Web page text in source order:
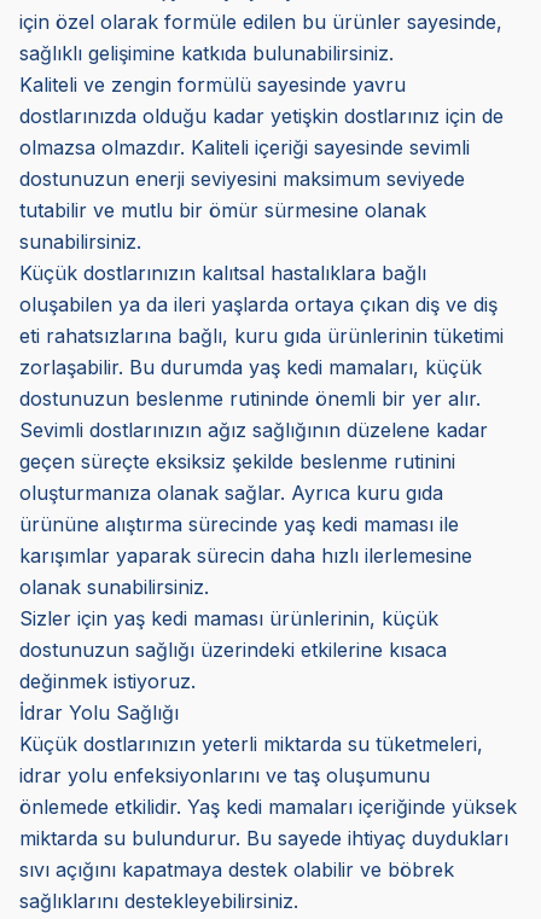
için özel olarak formüle edilen bu ürünler sayesinde,
sağlıklı gelişimine katkıda bulunabilirsiniz.
Kaliteli ve zengin formülü sayesinde yavru
dostlarınızda olduğu kadar yetişkin dostlarınız için de
olmazsa olmazdır. Kaliteli içeriği sayesinde sevimli
dostunuzun enerji seviyesini maksimum seviyede
tutabilir ve mutlu bir ömür sürmesine olanak
sunabilirsiniz.
Küçük dostlarınızın kalıtsal hastalıklara bağlı
oluşabilen ya da ileri yaşlarda ortaya çıkan diş ve diş
eti rahatsızlarına bağlı, kuru gıda ürünlerinin tüketimi
zorlaşabilir. Bu durumda yaş kedi mamaları, küçük
dostunuzun beslenme rutininde önemli bir yer alır.
Sevimli dostlarınızın ağız sağlığının düzelene kadar
geçen süreçte eksiksiz şekilde beslenme rutinini
oluşturmanıza olanak sağlar. Ayrıca kuru gıda
ürününe alıştırma sürecinde yaş kedi maması ile
karışımlar yaparak sürecin daha hızlı ilerlemesine
olanak sunabilirsiniz.
Sizler için yaş kedi maması ürünlerinin, küçük
dostunuzun sağlığı üzerindeki etkilerine kısaca
değinmek istiyoruz.
İdrar Yolu Sağlığı
Küçük dostlarınızın yeterli miktarda su tüketmeleri,
idrar yolu enfeksiyonlarını ve taş oluşumunu
önlemede etkilidir. Yaş kedi mamaları içeriğinde yüksek
miktarda su bulundurur. Bu sayede ihtiyaç duydukları
sıvı açığını kapatmaya destek olabilir ve böbrek
sağlıklarını destekleyebilirsiniz.